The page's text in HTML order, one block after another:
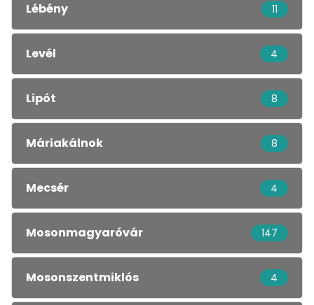
Lébény 11
Levél 4
Lipót 8
Máriakálnok 8
Mecsér 4
Mosonmagyaróvár 147
Mosonszentmiklós 4